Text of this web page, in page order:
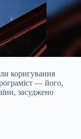
коригування
— його,
засуджено